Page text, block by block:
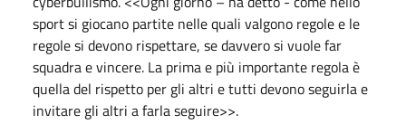
sport si giocano partite nelle quali valgono regole e le
regole si devono rispettare, se davvero si vuole far
squadra e vincere. La prima e più importante regola è
quella del rispetto per gli altri e tutti devono seguirla e
invitare gli altri a farla seguire>>.